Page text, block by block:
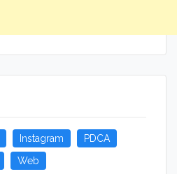
Instagram
PDCA
Web